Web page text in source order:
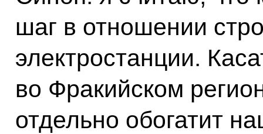
шаг в отношении
электростанции.
во Фракийском
отдельно обогатит